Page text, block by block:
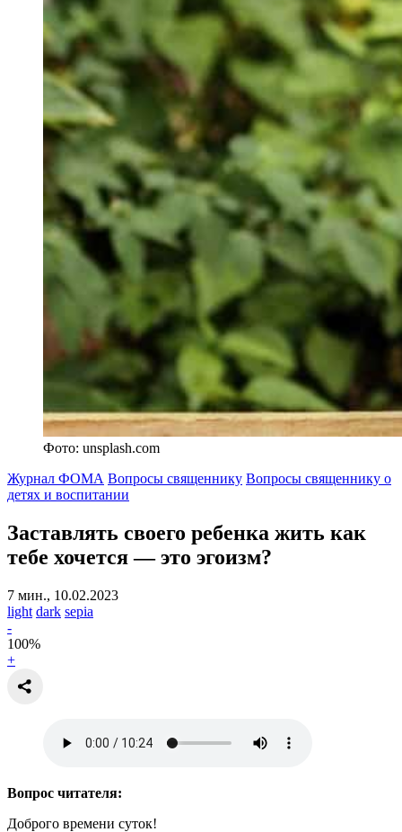
Фото: unsplash.com
Журнал ФОМА Вопросы священнику Вопросы священнику о
детях и воспитании
Заставлять своего ребенка жить как
тебе хочется— это эгоизм?
7 мин., 10.02.2023
light dark sepia
-
100%
+
Вопрос читателя:
Доброго времени суток!